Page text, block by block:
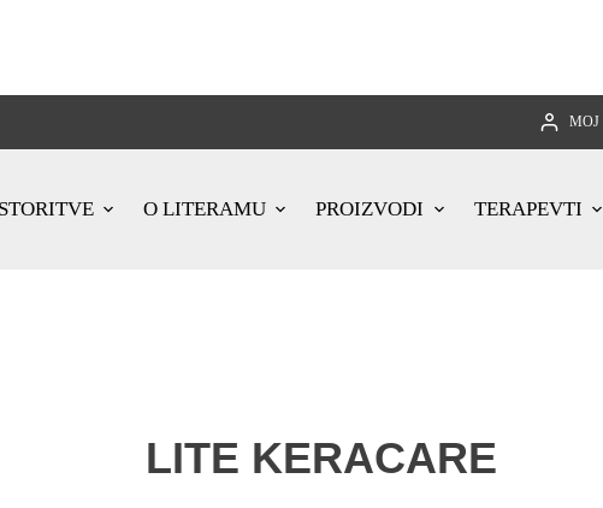
MOJ
O LITERAMU PROIZVODI TERAPEVTI
LITE KERACARE